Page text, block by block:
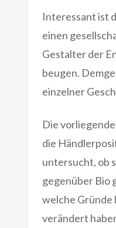
Interessant ist
einen
Gestalter der
beugen.
einzelner
Die
die
untersucht, ob
gegenüber Bio
welche Gründe
verändert